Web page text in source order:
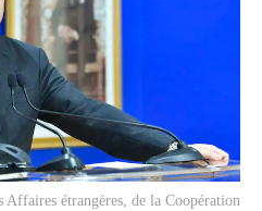
Affaires étrangères, de la Coopération